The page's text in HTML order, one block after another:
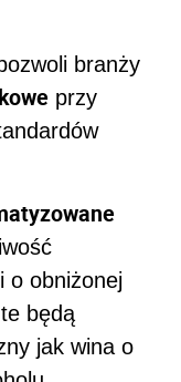
branży
przy
o obniżonej
będą
jak wina o